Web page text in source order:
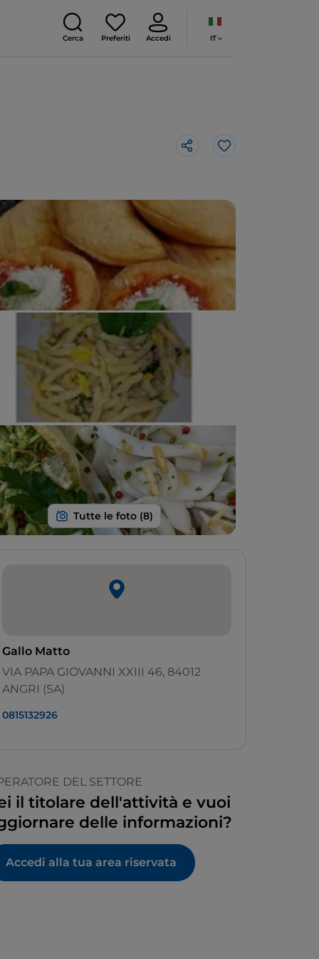
Cerca Preferiti Accedi IT
Like
Gallo Matto
VIA PAPA GIOVANNI XXIII 46, 84012
ANGRI (SA)
0815132926
DEL SETTORE
il titolare dell'attività e vuoi
delle informazioni?
Accedi alla tua area riservata